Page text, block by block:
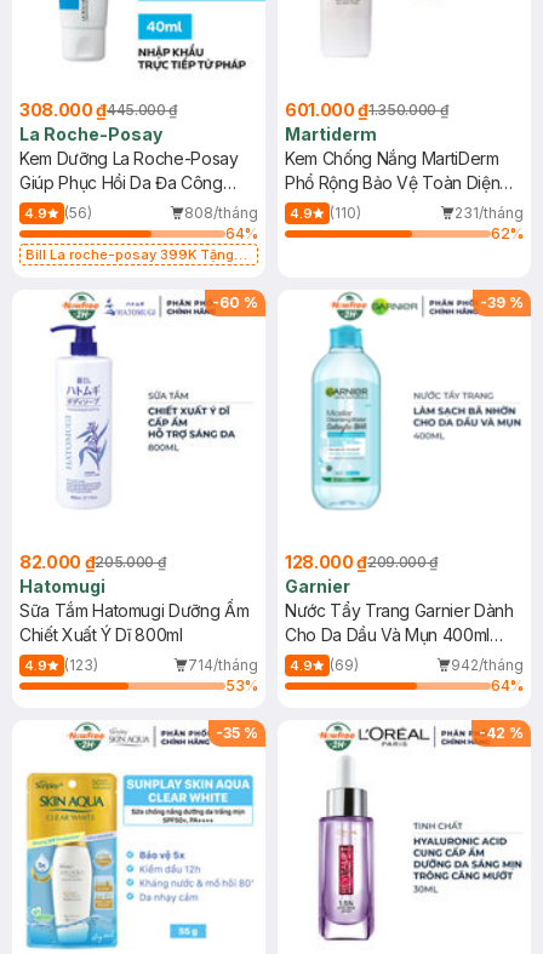
308.000 ₫445.000 ₫
La Roche-Posay
Kem Dưỡng La Roche-Posay
Giúp Phục Hồi Da Đa Công
Dụng 40ml
4.9 (56)
808/tháng
64%
Bill La roche-posay 399K Tặng
(SL có hạn)
601.000 ₫1.350.000 ₫
Martiderm
Kem Chống Nắng MartiDerm
Phổ Rộng Bảo Vệ Toàn Diện
40ml
4.9 (110)
231/tháng
62%
-60 %
82.000 ₫205.000 ₫
Hatomugi
Sữa Tắm Hatomugi Dưỡng Ẩm
Chiết Xuất Ý Dĩ 800ml
4.9 (123)
714/tháng
53%
-39 %
128.000 ₫209.000 ₫
Garnier
Nước Tẩy Trang Garnier Dành
Cho Da Dầu Và Mụn 400ml
(Mới)
4.9 (69)
942/tháng
64%
-35 % -42 %